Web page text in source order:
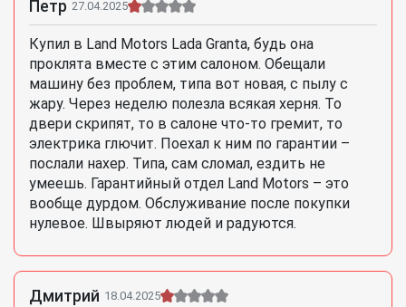
Петр 27.04.2025
Купил в Land Motors Lada Granta, будь она
проклята вместе с этим салоном. Обещали
машину без проблем, типа вот новая, с пылу с
жару. Через неделю полезла всякая херня. То
двери скрипят, то в салоне что-то гремит, то
электрика глючит. Поехал к ним по гарантии –
послали нахер. Типа, сам сломал, ездить не
умеешь. Гарантийный отдел Land Motors – это
вообще дурдом. Обслуживание после покупки
нулевое. Швыряют людей и радуются.
Дмитрий 18.04.2025